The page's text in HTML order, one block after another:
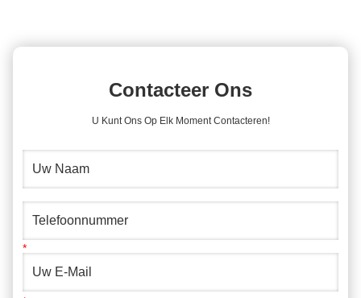
Contacteer Ons
U Kunt Ons Op Elk Moment Contacteren!